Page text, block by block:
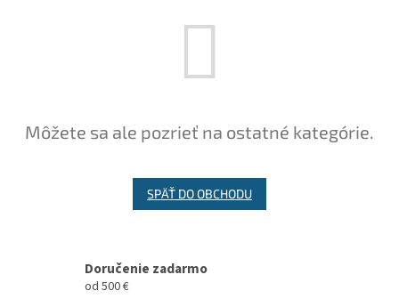
Môžete sa ale pozrieť na ostatné kategórie.
SPÄŤ DO OBCHODU
Doručenie zadarmo
od 500 €